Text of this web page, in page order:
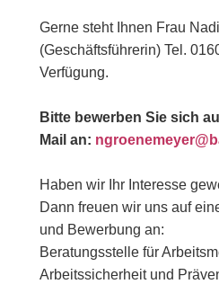
Gerne steht Ihnen Frau
(Geschäftsführerin) Tel.
Verfügung.
Bitte bewerben Sie sich
Mail an:
Haben wir Ihr Interesse
Dann freuen wir uns auf
und Bewerbung an:
Beratungsstelle für
Arbeitssicherheit und